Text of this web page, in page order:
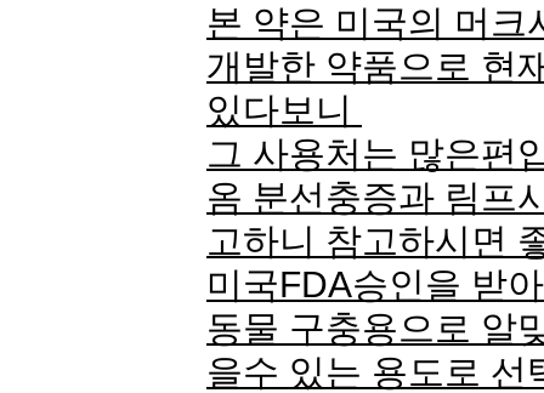
본 약은 미국의 머크
개발한 약품으로 현
있다보니
그 사용처는 많은편
옴 분선충증과 림프
고하니 참고하시면
미국FDA승인을 받
동물 구충용으로 알
을수 있는 용도로